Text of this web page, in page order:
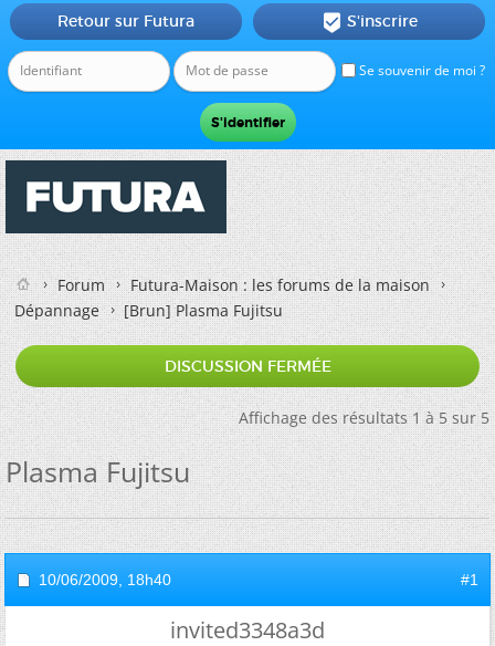
Se souvenir de moi ?
Retour sur Futura  S'inscrire
Forum
Futura-Maison : les forums de la maison
Dépannage
[Brun]Plasma Fujitsu
DISCUSSION FERMÉE
Affichage des résultats 1 à 5 sur 5
Plasma Fujitsu
10/06/2009, 18h40 #1
invited3348a3d